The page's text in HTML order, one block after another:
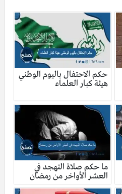
حكم الاحتفال باليوم الوطني
هيئة كبار العلماء
ما حكم صلاة التهجد في
العشر الأواخر من رمضان